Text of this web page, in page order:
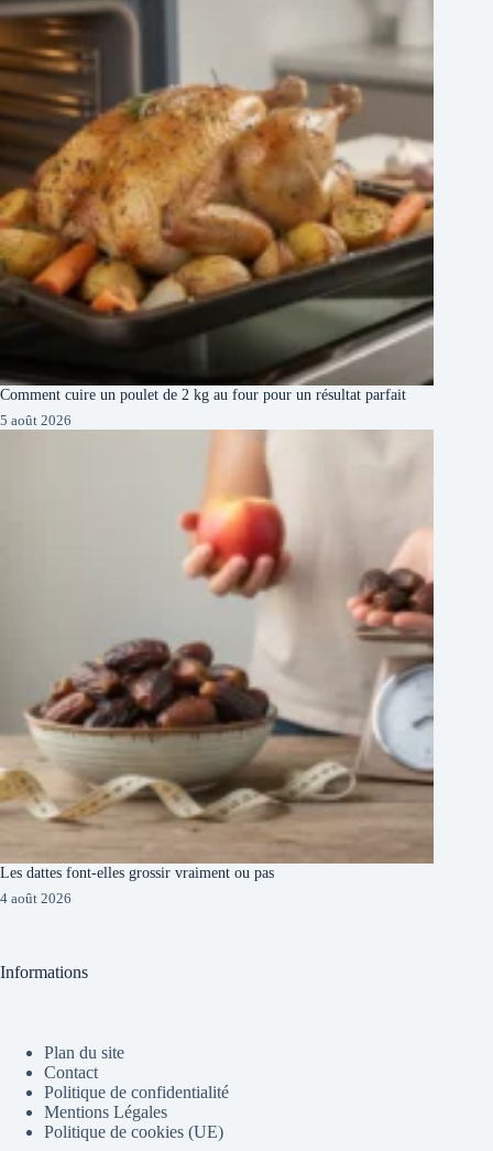
Comment cuire un poulet de 2 kg au four pour un résultat parfait
5 août 2026
Les dattes font-elles grossir vraiment ou pas
4 août 2026
Informations
Plan du site
Contact
Politique de confidentialité
Mentions Légales
Politique de cookies (UE)